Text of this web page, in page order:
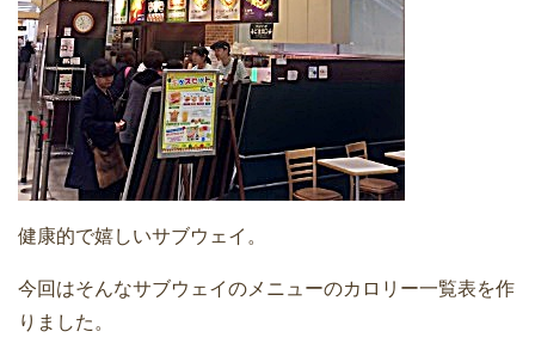
健康的で嬉しいサブウェイ。
今回はそんなサブウェイのメニューのカロリー一覧表を作
りました。